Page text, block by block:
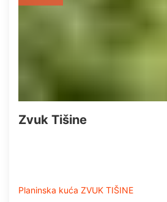
Zvuk Tišine
Planinska kuća ZVUK TIŠINE